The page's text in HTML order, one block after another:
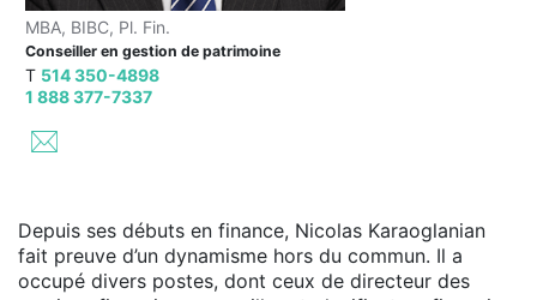
MBA, BIBC, Pl. Fin.
Conseiller en gestion de patrimoine
T 514 350-4898
1 888 377-7337
Depuis ses débuts en finance, Nicolas Karaoglanian
fait preuve d’un dynamisme hors du commun. Il a
occupé divers postes, dont ceux de directeur des